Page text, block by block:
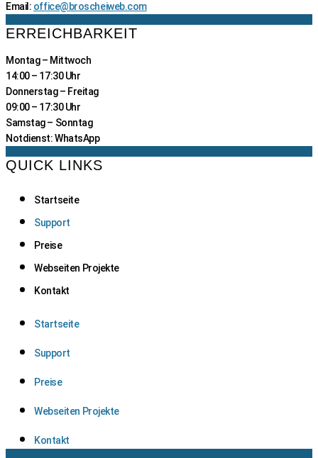
Email: office@broscheiweb.com
ERREICHBARKEIT
Montag – Mittwoch
14:00 – 17:30 Uhr
Donnerstag – Freitag
09:00 – 17:30 Uhr
Samstag – Sonntag
Notdienst: WhatsApp
QUICK LINKS
Startseite
Support
Preise
Webseiten Projekte
Kontakt
Startseite
Support
Preise
Webseiten Projekte
Kontakt